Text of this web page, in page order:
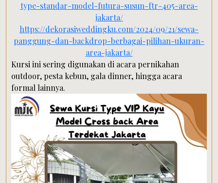
type-standar-model-futura-susun-ftr-405-area-
jakarta/
https://dekorasiweddingku.com/2024/09/21/sewa-
panggung-dan-backdrop-berbagai-pilihan-ukuran-
area-jakarta/
Kursi ini sering digunakan di acara pernikahan
outdoor, pesta kebun, gala dinner, hingga acara
formal lainnya.